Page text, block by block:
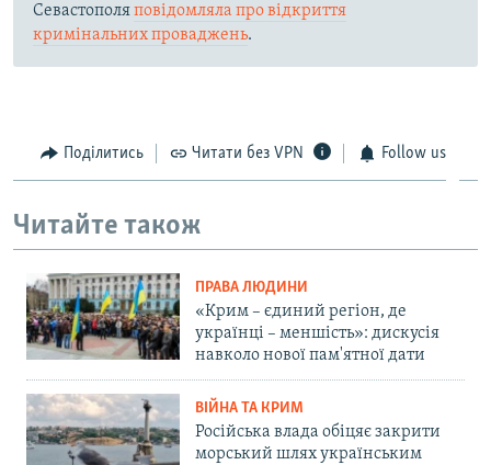
Севастополяповідомляла про відкриття
кримінальних проваджень.
Поділитись Читати без VPN Follow us
Читайте також
ПРАВА ЛЮДИНИ
«Крим – єдиний регіон, де
українці – меншість»: дискусія
навколо нової пам'ятної дати
ВІЙНА ТА КРИМ
Російська влада обіцяє закрити
морський шлях українським